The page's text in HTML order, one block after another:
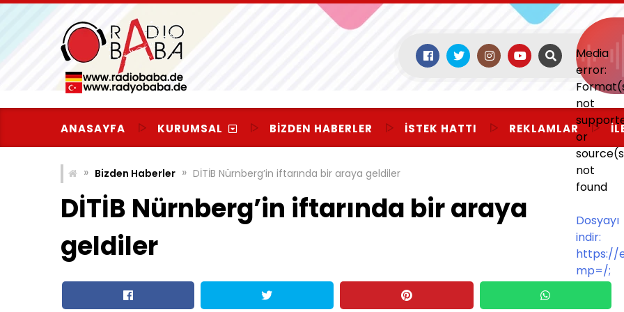
Skip
content
Media
error:
not
or
not
found
Dosyayı
indir:
https://
mp=/;
ANASAYFA KURUMSAL BIZDEN HABERLER İSTEK HATTI REKLAMLAR
» Bizden Haberler » DİTİB Nürnberg’in iftarında bir araya geldiler
DİTİB Nürnberg’in iftarında bir araya
geldiler